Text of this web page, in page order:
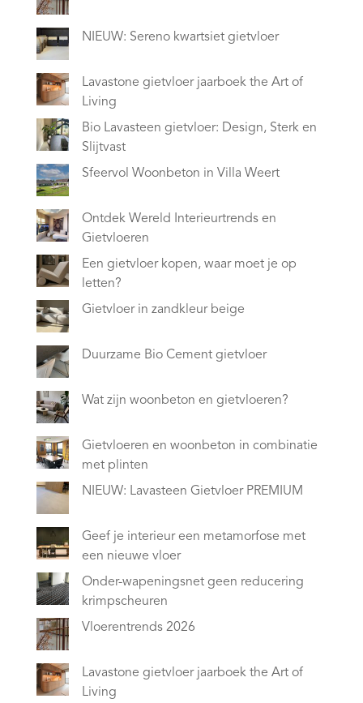
NIEUW: Sereno kwartsiet gietvloer
Lavastone gietvloer jaarboek the Art of
Living
Bio Lavasteen gietvloer: Design, Sterk en
Slijtvast
Sfeervol Woonbeton in Villa Weert
Ontdek Wereld Interieurtrends en
Gietvloeren
Een gietvloer kopen, waar moet je op
letten?
Gietvloer in zandkleur beige
Duurzame Bio Cement gietvloer
Wat zijn woonbeton en gietvloeren?
Gietvloeren en woonbeton in combinatie
met plinten
NIEUW: Lavasteen Gietvloer PREMIUM
Geef je interieur een metamorfose met
een nieuwe vloer
Onder-wapeningsnet geen reducering
krimpscheuren
Vloerentrends 2026
Lavastone gietvloer jaarboek the Art of
Living